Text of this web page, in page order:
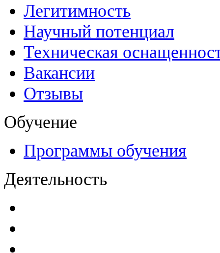
Легитимность
Научный потенциал
Техническая
Вакансии
Отзывы
Обучение
Программы обучения
Деятельность